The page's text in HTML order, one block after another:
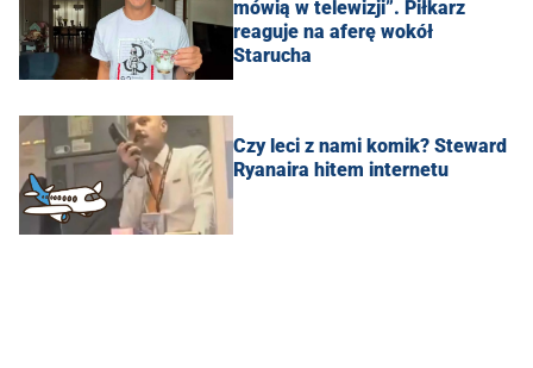
mówią w telewizji”. Piłkarz
reaguje na aferę wokół
Starucha
Czy leci z nami komik? Steward
Ryanaira hitem internetu